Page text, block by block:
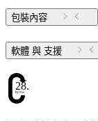
包裝內容
軟體 與 支援
28.38